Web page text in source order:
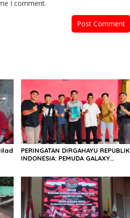
I comment.
PERINGATAN DIRGAHAYU REPUBLIK
INDONESIA: PEMUDA GALAXY